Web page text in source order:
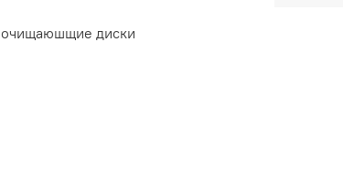
очищаюшщие диски